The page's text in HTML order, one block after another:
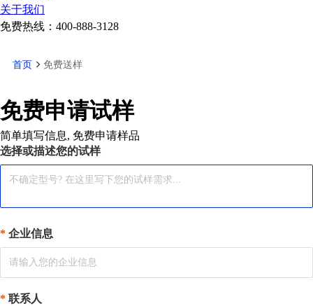
关于我们
免费热线： 400-888-3128
首页 免费送样
免费申请试样
简单填写信息, 免费申请样品
选择或描述您的试样
企业信息
联系人